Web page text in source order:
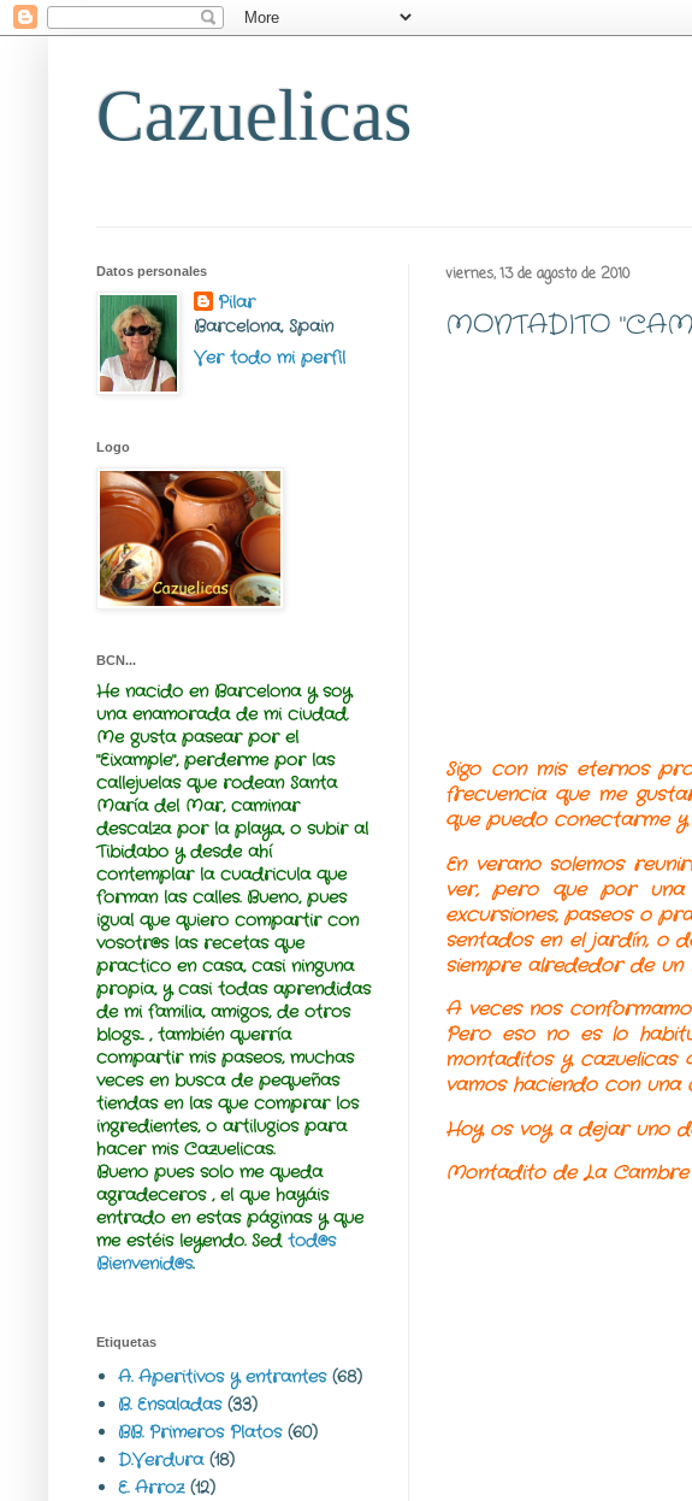
Cazuelicas
viernes, 13 de agosto de 2010
MONTADITO
Sigo con mis eternos
frecuencia que me
que puedo conectarme y
En verano solemos
ver, pero que por una
excursiones, paseos o
sentados en el jardín, o
siempre alrededor de un
A veces nos
Pero eso no es lo
montaditos y cazuelicas
vamos haciendo con
Hoy os voy a dejar uno
Montadito de La Cambre
Datos personales
Pilar
Barcelona, Spain
Ver todo mi perfil
Logo
BCN...
He nacido en Barcelona y soy
una enamorada de mi ciudad.
Me gusta pasear por el
"Eixample", perderme por las
callejuelas que rodean Santa
María del Mar, caminar
descalza por la playa, o subir al
Tibidabo y desde ahí
contemplar la cuadricula que
forman las calles. Bueno, pues
igual que quiero compartir con
vosotr@slas recetas que
practico en casa, casi ninguna
propia, y casi todas aprendidas
de mi familia, amigos, de otros
blogs... , también querría
compartir mis paseos, muchas
veces en busca de pequeñas
tiendas en las que comprar los
ingredientes, o artilugios para
hacer mis Cazuelicas.
Bueno pues solo me queda
agradeceros , el que hayáis
entrado en estas páginas y que
me estéis leyendo. Sed tod@s
Bienvenid@s.
Etiquetas
A. Aperitivos y entrantes (68)
B. Ensaladas (33)
BB. Primeros Platos (60)
D.Verdura (18)
E. Arroz (12)